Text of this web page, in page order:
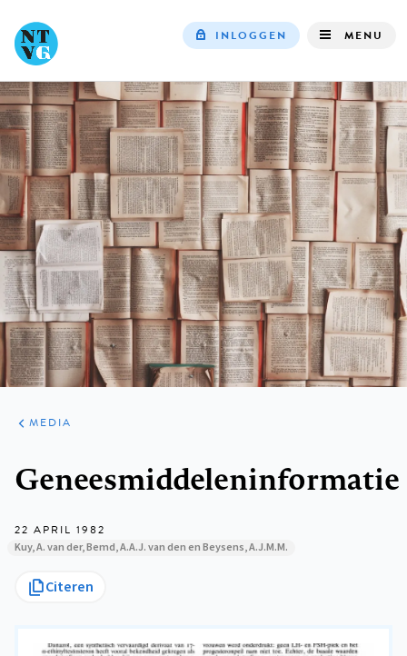
navigation
INLOGGEN MENU
ARTIKELEN
VARIA
MEDIA
Geneesmiddeleninformatie
22 APRIL 1982
Kuy, A. van der, Bemd, A.A.J. van den en Beysens, A.J.M.M.
Citeren